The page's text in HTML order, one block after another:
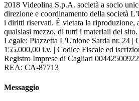
2018 Videolina S.p.A. società a socio
direzione e coordinamento della società
i diritti riservati. É vietata la riproduzione,
qualsiasi mezzo, di tutti i materiali del
Legale: Piazzetta L'Unione Sarda nr. 24 |
155.000,00 i.v. | Codice Fiscale ed
Registro Imprese di Cagliari
REA: CA-87713
Messaggio